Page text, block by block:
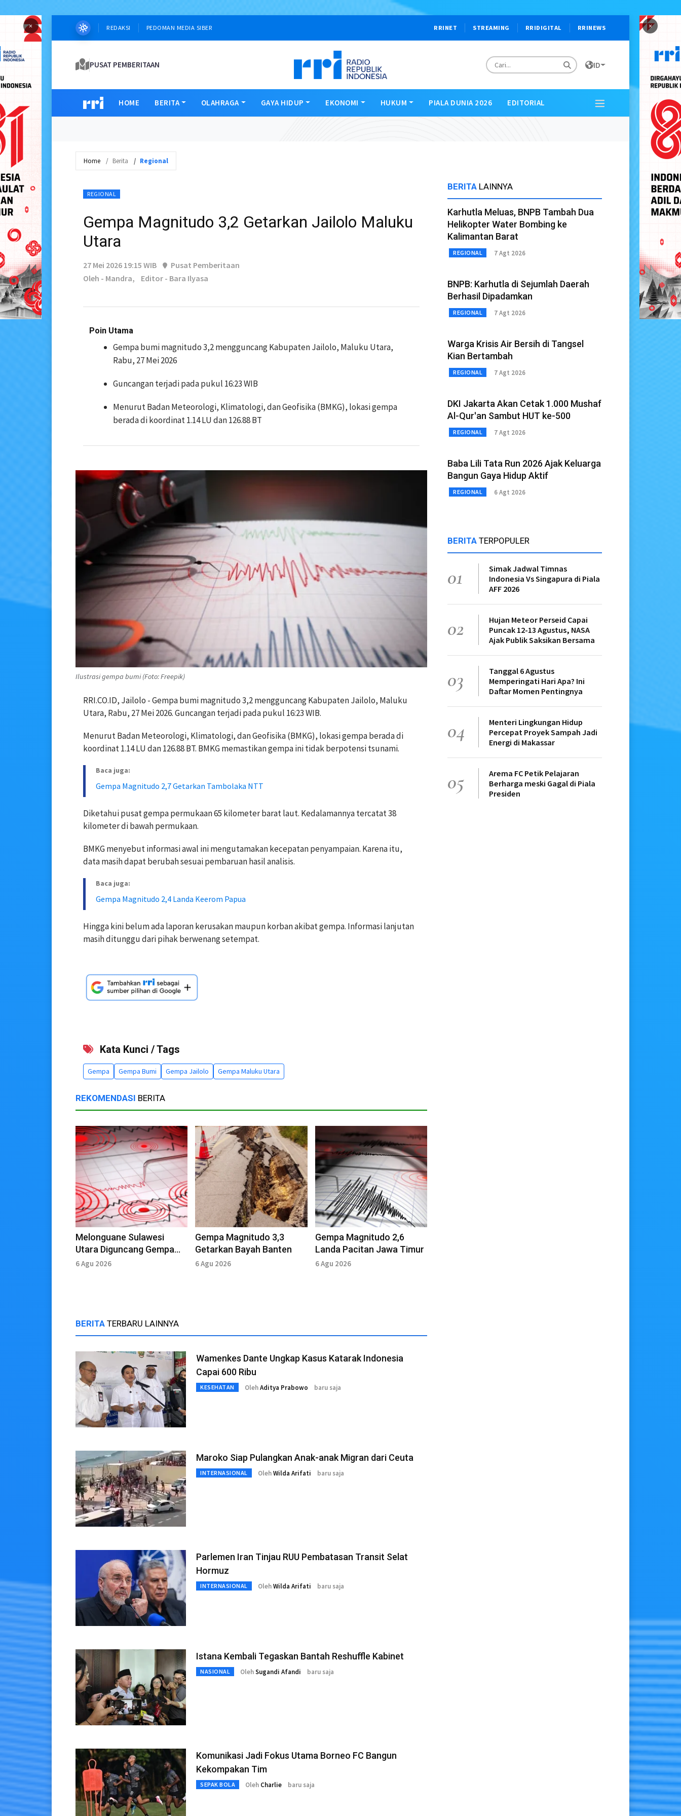
× ×
REDAKSI PEDOMAN MEDIA SIBER RRINET STREAMING RRIDIGITAL RRINEWS
PUSAT PEMBERITAAN ID
HOME BERITA OLAHRAGA GAYA HIDUP EKONOMI HUKUM PIALA DUNIA 2026 EDITORIAL
Home Berita Regional
REGIONAL
Gempa Magnitudo 3,2 Getarkan Jailolo Maluku
Utara
27 Mei 2026 19:15 WIB
Pusat Pemberitaan
Oleh - Mandra,
Editor - Bara Ilyasa
Poin Utama
Gempa bumi magnitudo 3,2 mengguncang Kabupaten Jailolo, Maluku Utara,
Rabu, 27 Mei 2026
Guncangan terjadi pada pukul 16:23 WIB
Menurut Badan Meteorologi, Klimatologi, dan Geofisika (BMKG), lokasi gempa
berada di koordinat 1.14 LU dan 126.88 BT
Ilustrasi gempa bumi (Foto: Freepik)
RRI.CO.ID, Jailolo - Gempa bumi magnitudo 3,2 mengguncang Kabupaten Jailolo, Maluku
Utara, Rabu, 27 Mei 2026. Guncangan terjadi pada pukul 16:23 WIB.
Menurut Badan Meteorologi, Klimatologi, dan Geofisika (BMKG), lokasi gempa berada di
koordinat 1.14 LU dan 126.88 BT. BMKG memastikan gempa ini tidak berpotensi tsunami.
Baca juga:
Gempa Magnitudo 2,7 Getarkan Tambolaka NTT
Diketahui pusat gempa permukaan 65 kilometer barat laut. Kedalamannya tercatat 38
kilometer di bawah permukaan.
BMKG menyebut informasi awal ini mengutamakan kecepatan penyampaian. Karena itu,
data masih dapat berubah sesuai pembaruan hasil analisis.
Baca juga:
Gempa Magnitudo 2,4 Landa Keerom Papua
Hingga kini belum ada laporan kerusakan maupun korban akibat gempa. Informasi lanjutan
masih ditunggu dari pihak berwenang setempat.
Kata Kunci / Tags
Gempa Gempa Bumi Gempa Jailolo Gempa Maluku Utara
REKOMENDASI BERITA
Melonguane Sulawesi
Utara Diguncang Gempa
Magnitudo 3,5
6 Agu 2026
Gempa Magnitudo 3,3
Getarkan Bayah Banten
6 Agu 2026
Gempa Magnitudo 2,6
Landa Pacitan Jawa Timur
6 Agu 2026
BERITA TERBARU LAINNYA
Wamenkes Dante Ungkap Kasus Katarak Indonesia
Capai 600 Ribu
KESEHATAN OlehAditya Prabowo baru saja
Maroko Siap Pulangkan Anak-anak Migran dari Ceuta
INTERNASIONAL OlehWilda Arifati baru saja
Parlemen Iran Tinjau RUU Pembatasan Transit Selat
Hormuz
INTERNASIONAL OlehWilda Arifati baru saja
Istana Kembali Tegaskan Bantah Reshuffle Kabinet
NASIONAL OlehSugandi Afandi baru saja
Komunikasi Jadi Fokus Utama Borneo FC Bangun
Kekompakan Tim
SEPAK BOLA Oleh Charlie baru saja
BERITA LAINNYA
Karhutla Meluas, BNPB Tambah Dua
Helikopter Water Bombing ke
Kalimantan Barat
REGIONAL 7 Agt 2026
BNPB: Karhutla di Sejumlah Daerah
Berhasil Dipadamkan
REGIONAL 7 Agt 2026
Warga Krisis Air Bersih di Tangsel
Kian Bertambah
REGIONAL 7 Agt 2026
DKI Jakarta Akan Cetak 1.000 Mushaf
Al-Qur'an Sambut HUT ke-500
REGIONAL 7 Agt 2026
Baba Lili Tata Run 2026 Ajak Keluarga
Bangun Gaya Hidup Aktif
REGIONAL 6 Agt 2026
BERITA TERPOPULER
01
Simak Jadwal Timnas
Indonesia Vs Singapura di Piala
AFF 2026
02
Hujan Meteor Perseid Capai
Puncak 12-13 Agustus, NASA
Ajak Publik Saksikan Bersama
03
Tanggal 6 Agustus
Memperingati Hari Apa? Ini
Daftar Momen Pentingnya
04
Menteri Lingkungan Hidup
Percepat Proyek Sampah Jadi
Energi di Makassar
05
Arema FC Petik Pelajaran
Berharga meski Gagal di Piala
Presiden